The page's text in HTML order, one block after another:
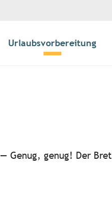
Urlaubsvorbereitung
genug! Der